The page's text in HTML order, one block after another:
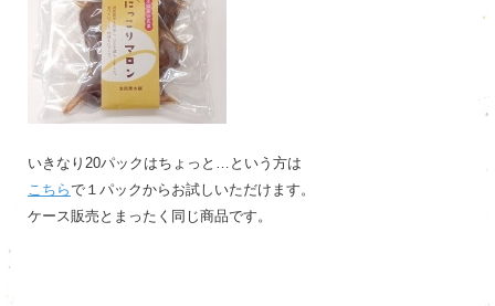
いきなり20パックはちょっと…という方は
こちらで１パックからお試しいただけます。
ケース販売とまったく同じ商品です。